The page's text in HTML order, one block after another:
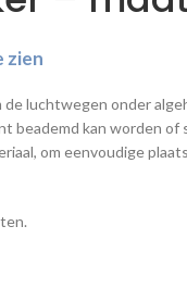
zien
de luchtwegen onder
beademd kan worden of
om eenvoudige